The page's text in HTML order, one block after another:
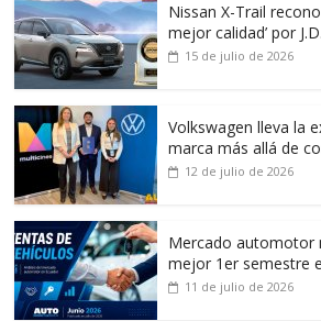
Nissan X-Trail
mejor calidad’ por
15 de julio de 2026
Volkswagen lleva la
marca más allá de
12 de julio de 2026
Mercado automotor
mejor 1er semestre
11 de julio de 2026